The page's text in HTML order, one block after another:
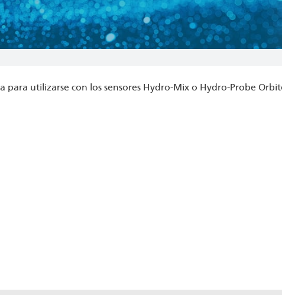
utilizarse con los sensores Hydro-Mix o Hydro-Probe